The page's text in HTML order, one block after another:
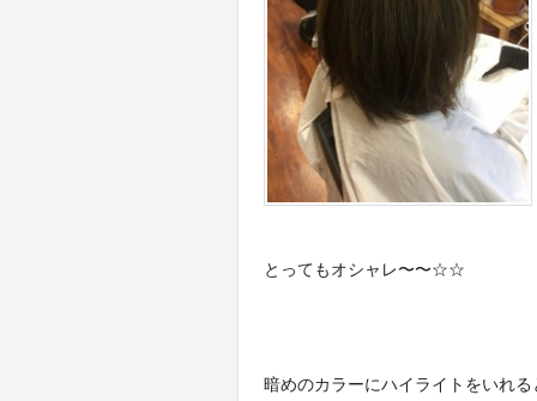
とってもオシャレ〜〜☆☆
暗めのカラーにハイライトをいれる